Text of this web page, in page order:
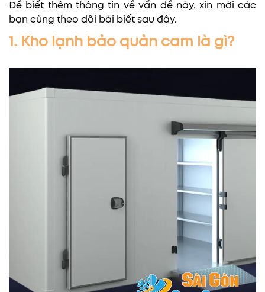
Để biết thêm thông tin về vấn đề này, xin mời các
bạn cùng theo dõi bài biết sau đây.
1. Kho lạnh bảo quản cam là gì?